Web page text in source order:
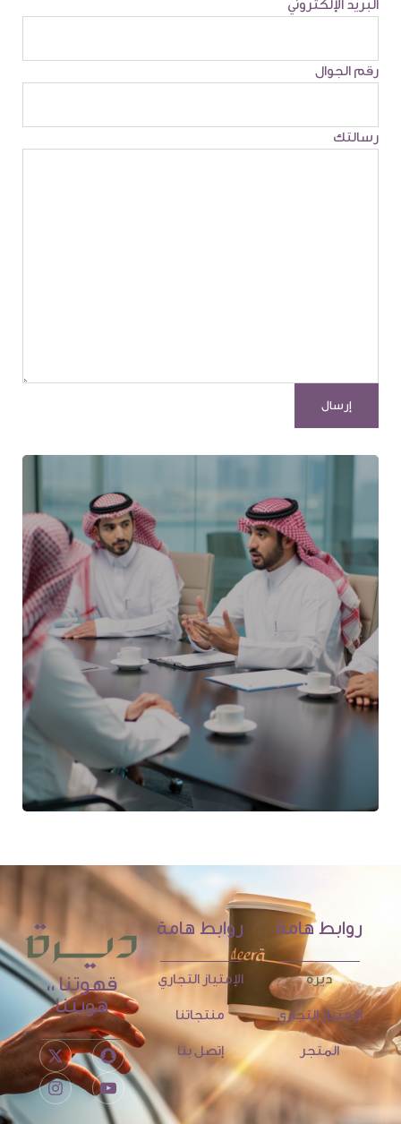
رقم الجوال
رسالتك
قهوتنا ،،
هويتنا
روابط هامة
ديرة
الإمتياز التجاري
المتجر
روابط هامة
الإمتياز التجاري
منتجاتنا
إتصل بنا